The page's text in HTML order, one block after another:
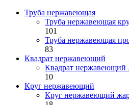
Труба нержавеющая
Труба нержавеющая
101
Труба нержавеющая
83
Квадрат нержавеющий
Квадрат нержавеющий
10
Круг нержавеющий
Круг нержавеющий